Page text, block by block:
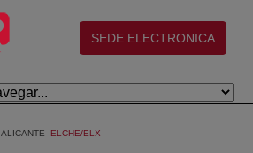
(abre en nueva ventana)
SEDE ELECTRONICA
ALICANTE ELCHE/ELX